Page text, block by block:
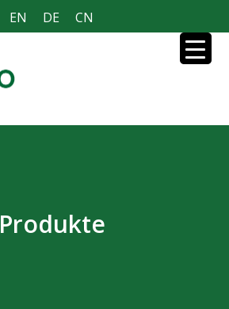
EN DE CN
Produkte